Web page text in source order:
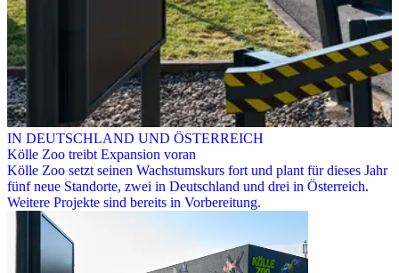
IN DEUTSCHLAND UND ÖSTERREICH
Kölle Zoo treibt Expansion voran
Kölle Zoo setzt seinen Wachstumskurs fort und plant für dieses Jahr
fünf neue Standorte, zwei in Deutschland und drei in Österreich.
Weitere Projekte sind bereits in Vorbereitung.